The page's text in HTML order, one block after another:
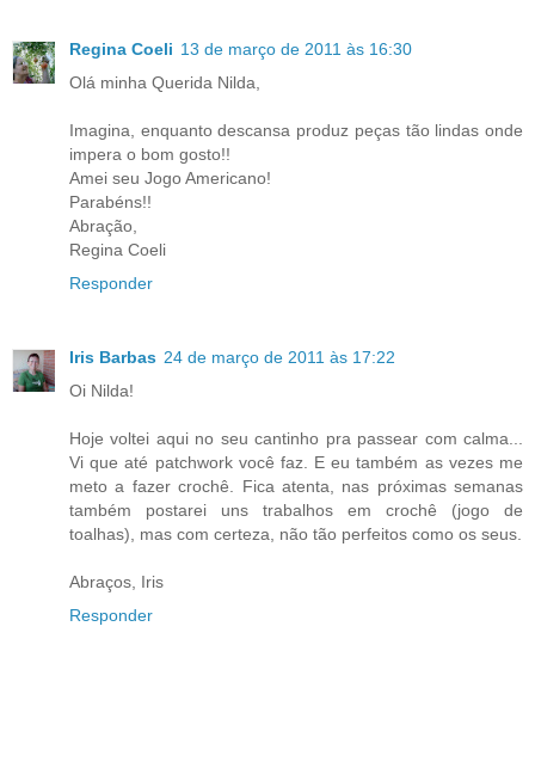
Regina Coeli 13 de março de 2011 às 16:30
Olá minha Querida Nilda,
Imagina, enquanto descansa produz peças tão lindas onde
impera o bom gosto!!
Amei seu Jogo Americano!
Parabéns!!
Abração,
Regina Coeli
Responder
Iris Barbas 24 de março de 2011 às 17:22
Oi Nilda!
Hoje voltei aqui no seu cantinho pra passear com calma...
Vi que até patchwork você faz. E eu também as vezes me
meto a fazer crochê. Fica atenta, nas próximas semanas
também postarei uns trabalhos em crochê (jogo de
toalhas), mas com certeza, não tão perfeitos como os seus.
Abraços, Iris
Responder